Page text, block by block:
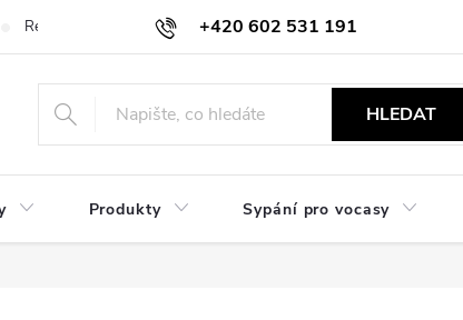
+420 602 531 191
Reklamace a vrácení Obchodní sdělení Hodnocení obchodu
HLEDAT
Produkty Sypání pro vocasy